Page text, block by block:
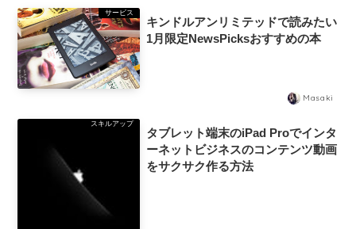
サービス
キンドルアンリミテッドで読みたい
1月限定NewsPicksおすすめの本
Masaki
スキルアップ
タブレット端末のiPad Proでインタ
ーネットビジネスのコンテンツ動画
をサクサク作る方法